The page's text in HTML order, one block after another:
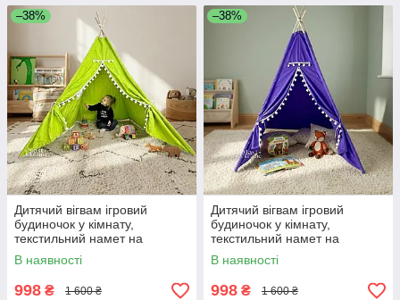
–38%
Дитячий вігвам ігровий
будиночок у кімнату,
текстильний намет на
дерев’яному каркасі
Салатовий, VGVM-026-
В наявності
998 ₴ 1 600 ₴
–38%
Дитячий вігвам ігровий
будиночок у кімнату,
текстильний намет на
дерев’яному каркасі
Фіолетовий,VGVM-026-Purple
В наявності
998 ₴ 1 600 ₴